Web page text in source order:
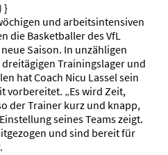
}
und arbeitsintensiven
die Basketballer des VfL
Saison. In unzähligen
Trainingslager und
hat Coach Nicu Lassel sein
vorbereitet. „Es wird Zeit,
der Trainer kurz und knapp,
seines Teams zeigt.
und sind bereit für